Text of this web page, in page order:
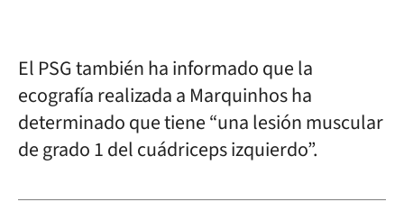
El PSG también ha informado que la
ecografía realizada a Marquinhos ha
determinado que tiene “una lesión muscular
de grado 1 del cuádriceps izquierdo”.